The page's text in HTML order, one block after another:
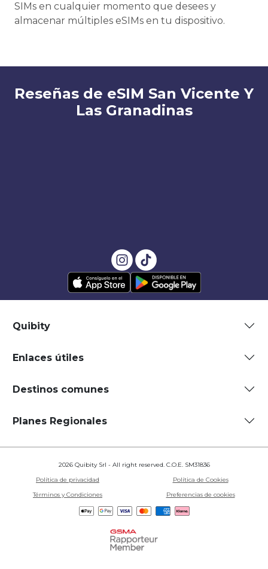
SIMs en cualquier momento que desees y
almacenar múltiples eSIMs en tu dispositivo.
Reseñas de eSIM San Vicente Y
Las Granadinas
Quibity
Enlaces útiles
Destinos comunes
Planes Regionales
2026 Quibity Srl - All right reserved. C.O.E. SM31836
Política de privacidad
Política de Cookies
Términos y Condiciones
Preferencias de cookies